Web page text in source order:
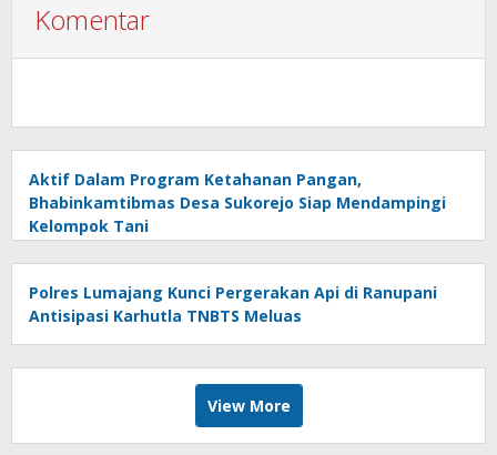
Komentar
Aktif Dalam Program Ketahanan Pangan,
Bhabinkamtibmas Desa Sukorejo Siap Mendampingi
Kelompok Tani
Polres Lumajang Kunci Pergerakan Api di Ranupani
Antisipasi Karhutla TNBTS Meluas
View More